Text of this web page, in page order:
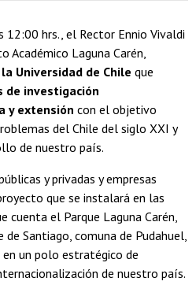
12:00 hrs., el Rector Ennio Vivaldi
Académico Laguna Carén,
Universidad de Chile que
de investigación
y extensión con el objetivo
del Chile del siglo XXI y
de nuestro país.
y privadas y empresas
que se instalará en las
cuenta el Parque Laguna Carén,
Santiago, comuna de Pudahuel,
un polo estratégico de
de nuestro país.